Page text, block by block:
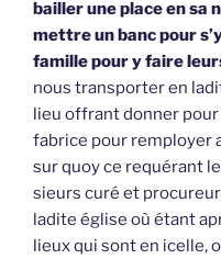
bailler une place en sa
mettre un banc pour
famille pour y faire
nous transporter en
lieu offrant donner
fabrice pour remployer
sur quoy ce requérant
sieurs curé et
ladite église où étant
lieux qui sont en icelle,